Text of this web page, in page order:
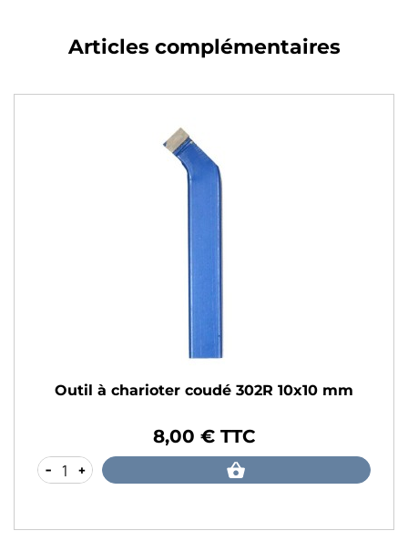
Articles complémentaires
Outil à charioter coudé 302R 10x10 mm
8,00 € TTC
- +